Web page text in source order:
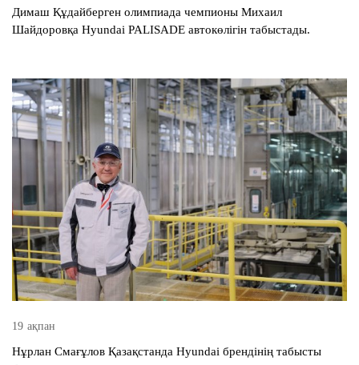
Димаш Құдайберген олимпиада чемпионы Михаил
Шайдоровқа Hyundai PALISADE автокөлігін табыстады.
19 ақпан
Нұрлан Смағұлов Қазақстанда Hyundai брендінің табысты